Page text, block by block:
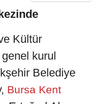
Kültür
kurul
Belediye
Bursa Kent